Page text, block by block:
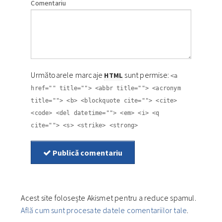
Comentariu
Următoarele marcaje HTML sunt permise:<a
href="" title=""> <abbr title=""> <acronym
title=""> <b> <blockquote cite=""> <cite>
<code> <del datetime=""> <em> <i> <q
cite=""> <s> <strike> <strong>
Publică comentariu
Acest site folosește Akismet pentru a reduce spamul.
Află cum sunt procesate datele comentariilor tale.